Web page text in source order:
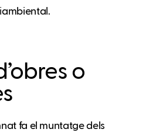
o
fa el muntatge dels